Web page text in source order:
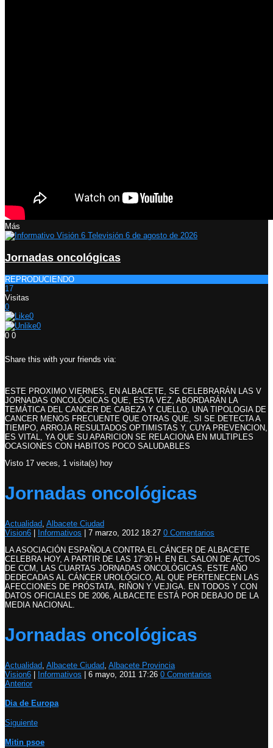
Más
Jornadas oncológicas
REPRODUCIENDO
17
Visitas
0
0
0
0 0
Share this with your friends via:
ESTE PROXIMO VIERNES, EN ALBACETE, SE CELEBRARÁN LAS V
JORNADAS ONCOLÓGICAS QUE, ESTA VEZ, ABORDARÁN LA
TEMÁTICA DEL CANCER DE CABEZA Y CUELLO, UNA TIPOLOGIA DE
CANCER MENOS FRECUENTE QUE OTRAS QUE, SI SE DETECTA A
TIEMPO, ARROJA RESULTADOS OPTIMISTAS Y, CUYA PREVENCION,
ES VITAL, YA QUE SU APARICION SE RELACIONA EN MULTIPLES
OCASIONES CON HABITOS POCO SALUDABLES
Visto 17 veces, 1 visita(s) hoy
Jornadas oncológicas
Actualidad Albacete Ciudad
Vision6
Informativos 7 marzo, 2012 18:27 0 Comentarios
LA ASOCIACIÓN ESPAÑOLA CONTRA EL CÁNCER DE ALBACETE
CELEBRA HOY, A PARTIR DE LAS 17’30 H. EN EL SALON DE ACTOS
DE CCM, LAS CUARTAS JORNADAS ONCOLÓGICAS, ESTE AÑO
DEDECADAS AL CÁNCER UROLÓGICO, AL QUE PERTENECEN LAS
AFECCIONES DE PRÓSTATA, RIÑON Y VEJIGA. EN TODOS Y CON
DATOS OFICIALES DE 2006, ALBACETE ESTÁ POR DEBAJO DE LA
MEDIA NACIONAL.
Jornadas oncológicas
Actualidad Albacete Ciudad Albacete Provincia
Vision6 | Informativos | 6 mayo, 2011 17:26 0 Comentarios
Anterior
Dia de Europa
Siguiente
Mitin psoe